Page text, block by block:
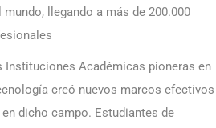
llegando a más de 200.000
Instituciones Académicas pioneras en
creó nuevos marcos efectivos
dicho campo. Estudiantes de